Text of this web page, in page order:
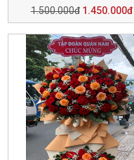
1.500.000đ 1.450.000đ